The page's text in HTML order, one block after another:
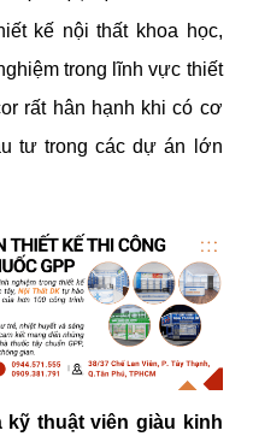
kế nội thất khoa học,
trong lĩnh vực thiết
rất hân hạnh khi có cơ
tư trong các dự án lớn
thuật viên giàu kinh